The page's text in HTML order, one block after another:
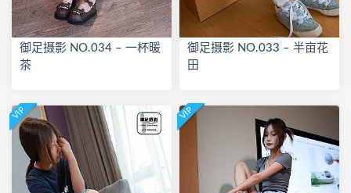
御足摄影 NO.034 – 一杯暖
茶
御足摄影 NO.033 – 半亩花
田
VIP VIP